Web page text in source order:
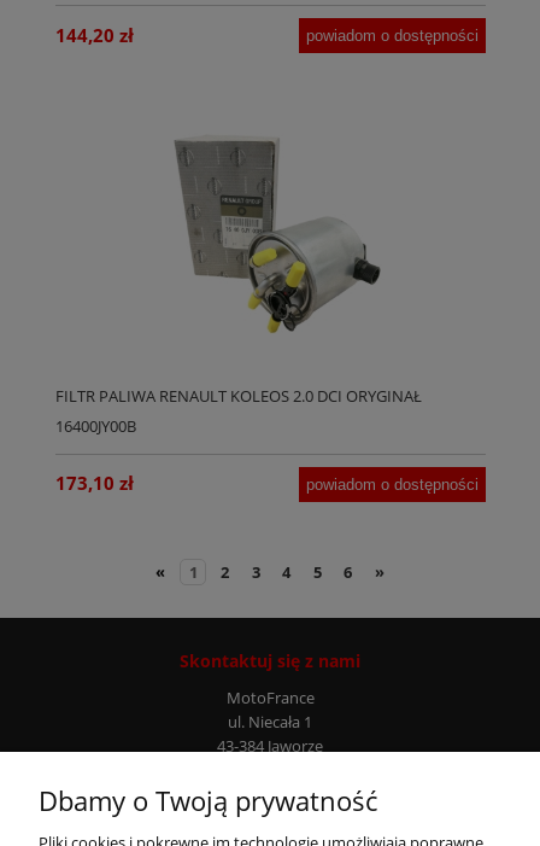
144,20 zł powiadom o dostępności
FILTR PALIWA RENAULT KOLEOS 2.0 DCI ORYGINAŁ
16400JY00B
173,10 zł powiadom o dostępności
« 1 2 3 4 5 6 »
Skontaktuj się z nami
MotoFrance
ul. Niecała 1
43-384 Jaworze
Moje konto
Dbamy o Twoją prywatność